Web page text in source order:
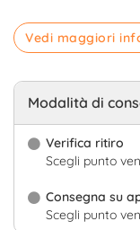
Vedi maggiori
Modalità di
Verifica ritiro
Scegli punto
Consegna su
Scegli punto